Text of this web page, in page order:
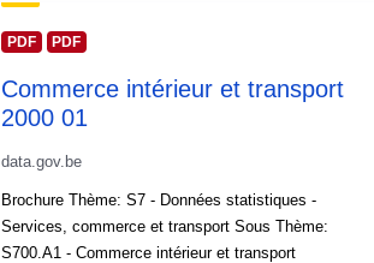
PDF PDF
Commerce intérieur et transport
2000 01
data.gov.be
Brochure Thème: S7 - Données statistiques -
Services, commerce et transport Sous Thème:
S700.A1 - Commerce intérieur et transport